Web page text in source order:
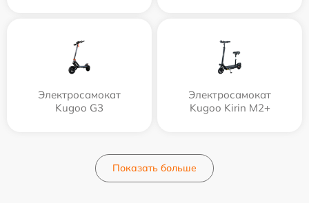
Электросамокат
Kugoo G3
Электросамокат
Kugoo Kirin M2+
Показать больше